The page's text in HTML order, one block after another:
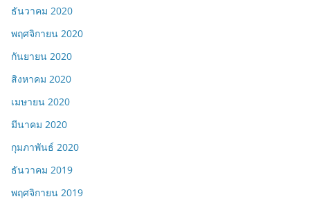
ธันวาคม 2020
พฤศจิกายน 2020
กันยายน 2020
สิงหาคม 2020
เมษายน 2020
มีนาคม 2020
กุมภาพันธ์ 2020
ธันวาคม 2019
พฤศจิกายน 2019